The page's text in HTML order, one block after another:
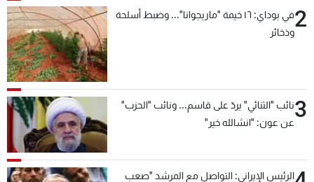
2
في بوداي: ١٦ خيمة "ماريجوانا"... وضبط أسلحة
وذخائر
3نائب "الثنائي" يردّ على قاسم... ونائب "الحزب"
عن عون: "انشالله خير"
الرئيس الإيراني: التواصل مع المرشد "صعب